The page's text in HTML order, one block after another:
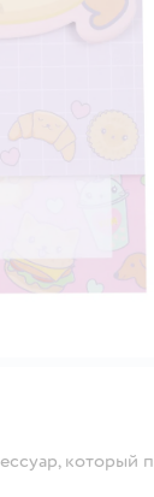
который